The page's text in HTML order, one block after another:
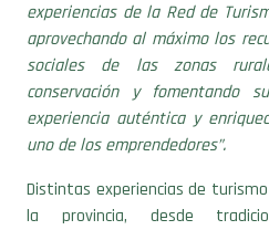
experiencias de la Red de
aprovechando al máximo los
sociales de las zonas
conservación y fomentando
experiencia auténtica y
uno de los emprendedores”.
Distintas experiencias de
la provincia, desde